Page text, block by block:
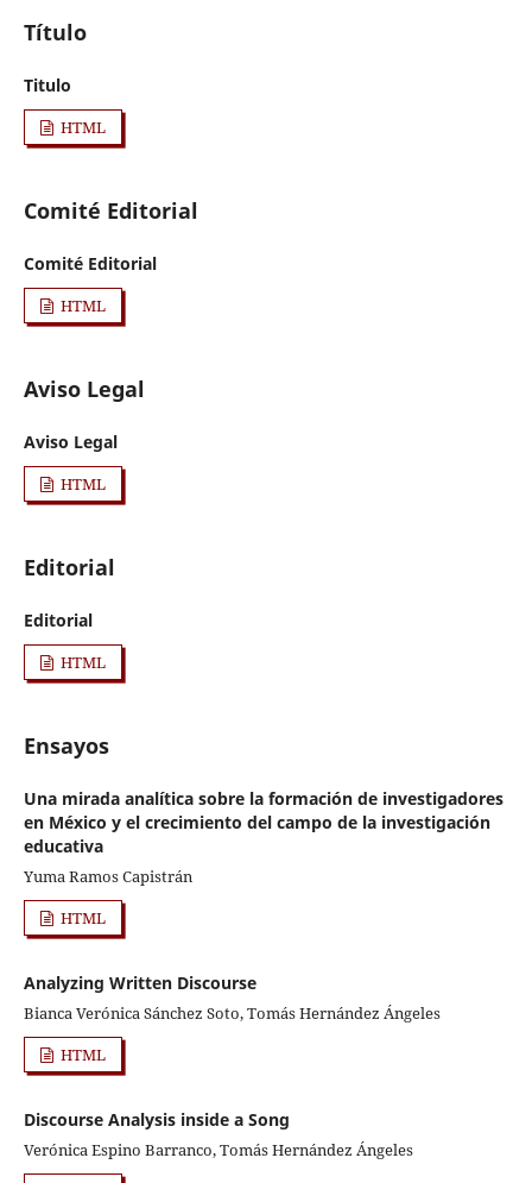
Título
Titulo
HTML
Comité Editorial
Comité Editorial
HTML
Aviso Legal
Aviso Legal
HTML
Editorial
Editorial
HTML
Ensayos
Una mirada analítica sobre la formación de investigadores
en México y el crecimiento del campo de la investigación
educativa
Yuma Ramos Capistrán
HTML
Analyzing Written Discourse
Bianca Verónica Sánchez Soto, Tomás Hernández Ángeles
HTML
Discourse Analysis inside a Song
Verónica Espino Barranco, Tomás Hernández Ángeles